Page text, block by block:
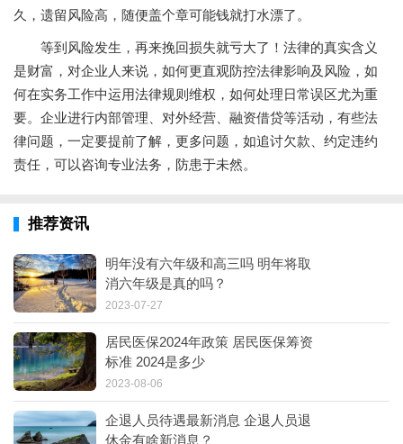
久，遗留风险高，随便盖个章可能钱就打水漂了。
等到风险发生，再来挽回损失就亏大了！法律的真实含义
是财富，对企业人来说，如何更直观防控法律影响及风险，如
何在实务工作中运用法律规则维权，如何处理日常误区尤为重
要。企业进行内部管理、对外经营、融资借贷等活动，有些法
律问题，一定要提前了解，更多问题，如追讨欠款、约定违约
责任，可以咨询专业法务，防患于未然。
推荐资讯
明年没有六年级和高三吗 明年将取
消六年级是真的吗？
2023-07-27
居民医保2024年政策 居民医保筹资
标准 2024是多少
2023-08-06
企退人员待遇最新消息 企退人员退
休金有啥新消息？